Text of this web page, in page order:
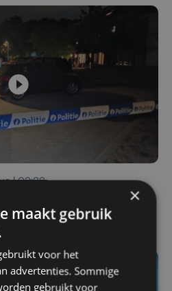
| 09:32
in woning in Sint-
×
maakt gebruik
voor het
advertenties. Sommige
gebruikt voor